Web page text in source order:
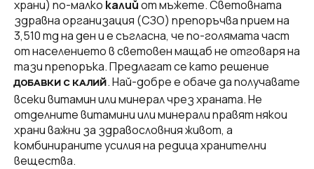
храни) по-малко калийот мъжете. Световната
здравна организация (СЗО) препоръчва прием на
3,510 mg на ден и е съгласна, че по-голямата част
от населението в световен мащаб не отговаря на
тази препоръка. Предлагат се като решение
ДОБАВКИ С КАЛИЙ . Най-добре е обаче да получавате
всеки витамин или минерал чрез храната. Не
отделните витамини или минерали правят някои
храни важни за здравословния живот, а
комбинираните усилия на редица хранителни
вещества.